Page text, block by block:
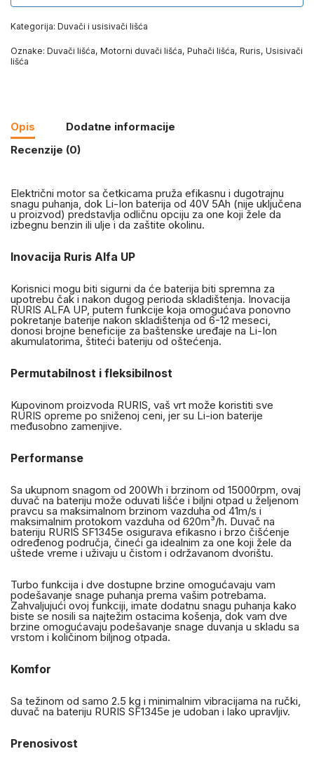
Kategorija: Duvači i usisivači lišća
Oznake: Duvači lišća, Motorni duvači lišća, Puhači lišća, Ruris, Usisivači
lišća
Opis
Dodatne informacije
Recenzije (0)
Električni motor sa četkicama pruža efikasnu i dugotrajnu
snagu puhanja, dok Li-Ion baterija od 40V 5Ah (nije uključena
u proizvod) predstavlja odličnu opciju za one koji žele da
izbegnu benzin ili ulje i da zaštite okolinu.
Inovacija Ruris Alfa UP
Korisnici mogu biti sigurni da će baterija biti spremna za
upotrebu čak i nakon dugog perioda skladištenja. Inovacija
RURIS ALFA UP, putem funkcije koja omogućava ponovno
pokretanje baterije nakon skladištenja od 6-12 meseci,
donosi brojne beneficije za baštenske uređaje na Li-Ion
akumulatorima, štiteći bateriju od oštećenja.
Permutabilnost i fleksibilnost
Kupovinom proizvoda RURIS, vaš vrt može koristiti sve
RURIS opreme po sniženoj ceni, jer su Li-ion baterije
međusobno zamenjive.
Performanse
Sa ukupnom snagom od 200Wh i brzinom od 15000rpm, ovaj
duvač na bateriju može oduvati lišće i biljni otpad u željenom
pravcu sa maksimalnom brzinom vazduha od 41m/s i
maksimalnim protokom vazduha od 620m³/h. Duvač na
bateriju RURIS SF1345e osigurava efikasno i brzo čišćenje
određenog područja, čineći ga idealnim za one koji žele da
uštede vreme i uživaju u čistom i održavanom dvorištu.
Turbo funkcija i dve dostupne brzine omogućavaju vam
podešavanje snage puhanja prema vašim potrebama.
Zahvaljujući ovoj funkciji, imate dodatnu snagu puhanja kako
biste se nosili sa najtežim ostacima košenja, dok vam dve
brzine omogućavaju podešavanje snage duvanja u skladu sa
vrstom i količinom biljnog otpada.
Komfor
Sa težinom od samo 2.5 kg i minimalnim vibracijama na ručki,
duvač na bateriju RURIS SF1345e je udoban i lako upravljiv.
Prenosivost